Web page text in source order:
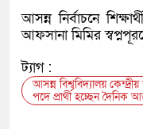
আসন্ন নির্বাচনে
আফসানা মিমির
ট্যাগ :
আসন্ন বিশ্ববিদ্যালয়
পদে প্রার্থী হচ্ছেন দৈনিক